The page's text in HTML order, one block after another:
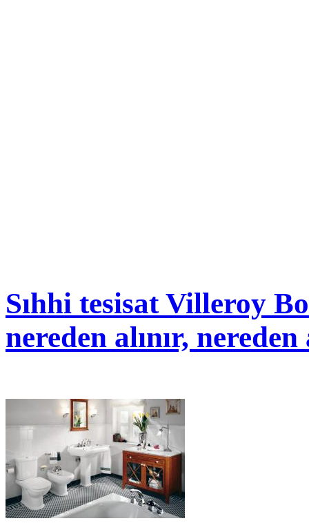
Sıhhi tesisat Villeroy
nereden alınır, nereden